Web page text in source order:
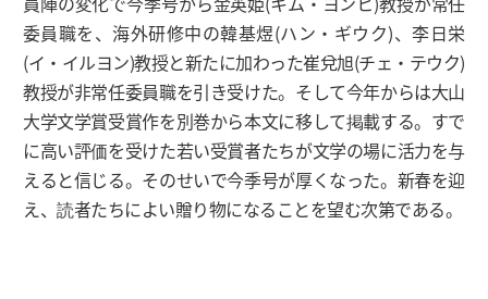
委員職を、海外研修中の韓基煜(ハン・ギウク)、李日栄
(イ・イルヨン)教授と新たに加わった崔兌旭(チェ・テウク)
教授が非常任委員職を引き受けた。そして今年からは大山
大学文学賞受賞作を別巻から本文に移して掲載する。すで
に高い評価を受けた若い受賞者たちが文学の場に活力を与
えると信じる。そのせいで今季号が厚くなった。新春を迎
え、読者たちによい贈り物になることを望む次第である。